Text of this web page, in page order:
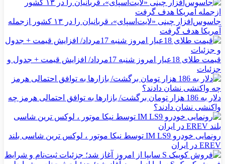
جاسوس‌افزار چینی «لایت‌اسپای»، قربانیان را در ۱۳ کشور ازجمله
آمریکا هدف گرفت
قیمت طلای 18عیار امروز شنبه 17مرداد/ افزایش قیمت + جدول و
جزئیات
دلار به 186 هزار تومان برگشت/ بازارها به توافق احتمالی هرمز چه
واکنشی نشان دادند؟
رونمایی خودرو IM LS9 توسط نیکا موتور ، لوکس ترین شاسی بلند
EREV در ایران